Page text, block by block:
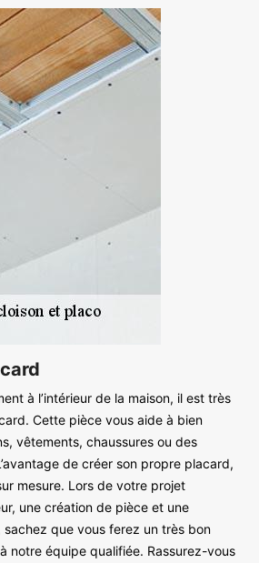
à l’intérieur de la maison, il est très
Cette pièce vous aide à bien
vêtements, chaussures ou des
de créer son propre placard,
mesure. Lors de votre projet
une création de pièce et une
que vous ferez un très bon
notre équipe qualifiée. Rassurez-vous